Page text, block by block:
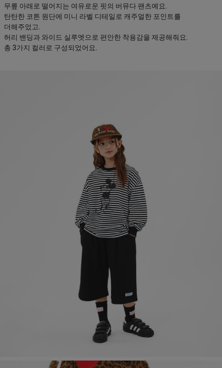
무릎 아래로 떨어지는 여유로운 핏의 버뮤다 팬츠예요.
탄탄한 코튼 원단에 미니 라벨 디테일로 캐주얼한 포인트를
더해주었고.
허리 밴딩과 와이드 실루엣으로 편안한 착용감을 제공해줘요.
총 3가지 컬러로 구성되었어요.